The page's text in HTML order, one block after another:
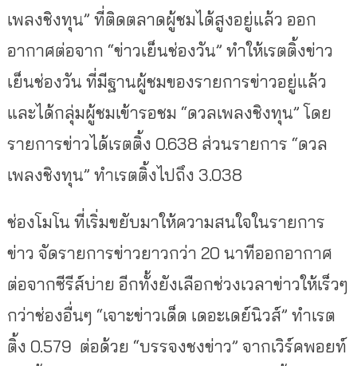
เพลงชิงทุน” ที่ติดตลาดผู้ชมได้สูงอยู่แล้ว ออก
อากาศต่อจาก “ข่าวเย็นช่องวัน” ทำให้เรตติ้งข่าว
เย็นช่องวัน ที่มีฐานผู้ชมของรายการข่าวอยู่แล้ว
และได้กลุ่มผู้ชมเข้ารอชม “ดวลเพลงชิงทุน” โดย
รายการข่าวได้เรตติ้ง 0.638 ส่วนรายการ “ดวล
เพลงชิงทุน” ทำเรตติ้งไปถึง 3.038
ช่องโมโน ที่เริ่มขยับมาให้ความสนใจในรายการ
ข่าว จัดรายการข่าวยาวกว่า 20 นาทีออกอากาศ
ต่อจากซีรีส์บ่าย อีกทั้งยังเลือกช่วงเวลาข่าวให้เร็วๆ
กว่าช่องอื่นๆ “เจาะข่าวเด็ด เดอะเดย์นิวส์” ทำเรต
ติ้ง 0.579 ต่อด้วย “บรรจงชงข่าว” จากเวิร์คพอยท์